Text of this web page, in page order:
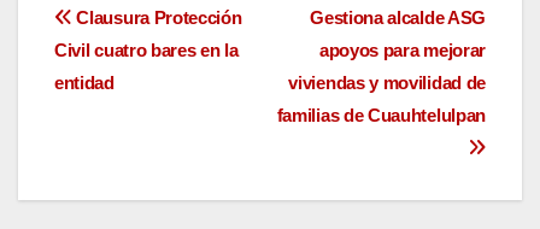
Navegación
de
Gestiona alcalde ASG
apoyos para mejorar
viviendas y movilidad de
familias de Cuauhtelulpan
Clausura Protección
Civil cuatro bares en la
entidad